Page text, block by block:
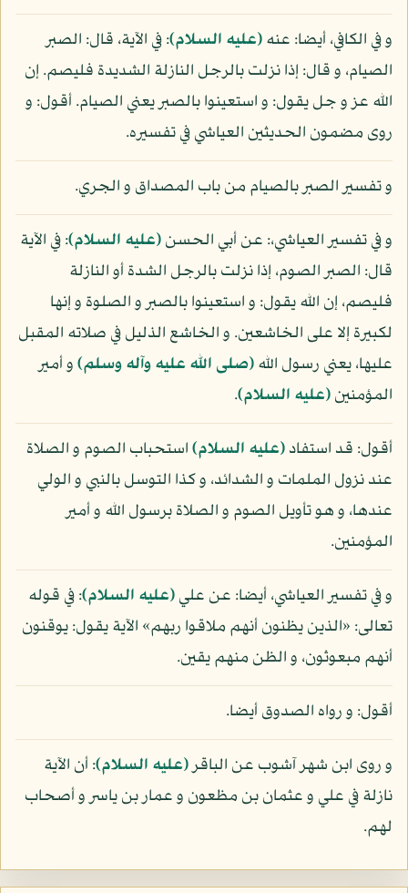
و في الكافي، أيضا: عنه(عليه السلام): في الآية، قال: الصبر
الصيام، و قال: إذا نزلت بالرجل النازلة الشديدة فليصم. إن
الله عز و جل يقول: و استعينوا بالصبر يعني الصيام. أقول: و
روى مضمون الحديثين العياشي في تفسيره.
و تفسير الصبر بالصيام من باب المصداق و الجري.
و في تفسير العياشي،: عن أبي الحسن(عليه السلام): في الآية
قال: الصبر الصوم، إذا نزلت بالرجل الشدة أو النازلة
فليصم، إن الله يقول: و استعينوا بالصبر و الصلوة و إنها
لكبيرة إلا على الخاشعين. و الخاشع الذليل في صلاته المقبل
عليها، يعني رسول الله(صلى الله عليه وآله وسلم)و أمير
المؤمنين(عليه السلام).
أقول: قد استفاد(عليه السلام)استحباب الصوم و الصلاة
عند نزول الملمات و الشدائد، و كذا التوسل بالنبي و الولي
عندها، و هو تأويل الصوم و الصلاة برسول الله و أمير
المؤمنين.
و في تفسير العياشي، أيضا: عن علي(عليه السلام): في قوله
تعالى: «الذين يظنون أنهم ملاقوا ربهم» الآية يقول: يوقنون
أنهم مبعوثون، و الظن منهم يقين.
أقول: و رواه الصدوق أيضا.
و روى ابن شهر آشوب عن الباقر(عليه السلام): أن الآية
نازلة في علي و عثمان بن مظعون و عمار بن ياسر و أصحاب
لهم.